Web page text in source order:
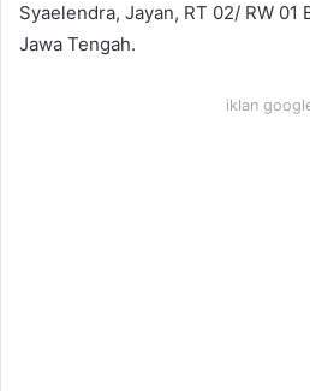
Syaelendra, Jayan, RT 02/ RW 01
Jawa Tengah.
iklan